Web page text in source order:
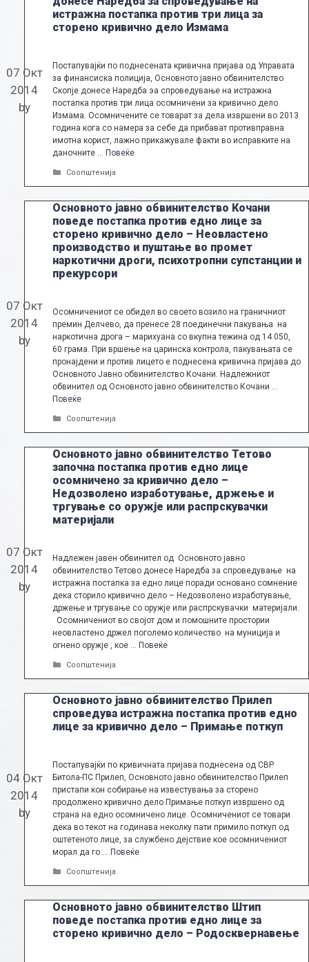
истражна постапка против три лица за
сторено кривично дело Измама
07 Окт
2014
by
Постапувајќи по поднесената кривична пријава од Управата
за финансиска полиција, Основното јавно обвинителство
Скопје донесе Наредба эа спроведување на истражна
постапка против три лица осомничени за кривично дело
Измама. Осомничените се товарат за дела извршени во 2013
година кога со намера за себе да прибават противправна
имотна корист, лажно прикажувале факти во исправките на
даночните … Повеќе
Categories
Соопштенија
Основното јавно обвинителство Кочани
поведе постапка против едно лице за
сторено кривично дело – Неовластено
производство и пуштање во промет
наркотични дроги, психотропни супстанции и
прекурсори
07 Окт
2014
by
Осомничениот се обидел во своето возило на граничниот
премин Делчево, да пренесе 28 поединечни пакувања на
наркотична дрога – марихуана со вкупна тежина од 14 050,
60 грама. При вршење на царинска контрола, пакувањата се
пронајдени и против лицето е поднесена кривична пријава до
Основното Јавно обвинителство Кочани. Надлежниот
обвинител од Основното јавно обвинителство Кочани …
Повеќе
Categories
Соопштенија
Основното јавно обвинителство Тетово
започна постапка против едно лице
осомничено за кривично дело –
Недозволено изработување, држење и
тргување со оружје или распрскувачки
материјали
07 Окт
2014
by
Надлежен јавен обвинител од Основното јавно
обвинителство Тетово донесе Наредба за спроведување на
истражна постапка за едно лице поради основано сомнение
дека сторило кривично дело – Недозволено изработување,
држење и тргување со оружје или распрскувачки материјали.
Осомничениот во својот дом и помошните простории
неовластено држел поголемо количество на муниција и
огнено оружје , кое … Повеќе
Categories
Соопштенија
Основното јавно обвинителство Прилеп
спроведува истражна постапка против едно
лице за кривично дело – Примање поткуп
04 Окт
2014
by
Постапувајќи по кривичната пријава поднесена од СВР
Битола-ПС Прилеп, Основното јавно обвинителство Прилеп
пристапи кон собирање на известувања за сторено
продолжено кривично дело Примање поткуп извршено од
страна на едно осомничено лице. Осомничениот се товари
дека во текот на годинава неколку пати примило поткуп од
оштетеното лице, за службено дејствие кое осомничениот
морал да го … Повеќе
Categories
Соопштенија
Основното јавно обвинителство Штип
поведе постапка против едно лице за
сторено кривично дело – Родосквернавење